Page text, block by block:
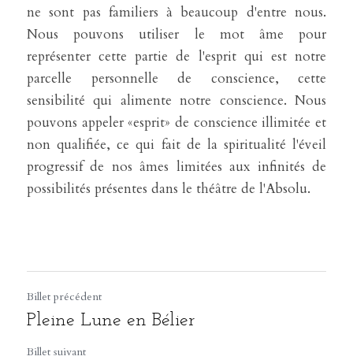
ne sont pas familiers à beaucoup d'entre nous.
Nous pouvons utiliser le mot âme pour
représenter cette partie de l'esprit qui est notre
parcelle personnelle de conscience, cette
sensibilité qui alimente notre conscience. Nous
pouvons appeler «esprit» de conscience illimitée et
non qualifiée, ce qui fait de la spiritualité l'éveil
progressif de nos âmes limitées aux infinités de
possibilités présentes dans le théâtre de l'Absolu.
Billet précédent
Pleine Lune en Bélier
Billet suivant